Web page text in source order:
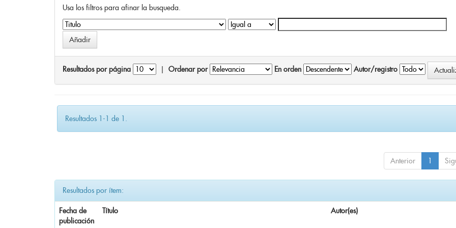
Usa los filtros para afinar la busqueda.
Resultados por página Ordenar por En orden Autor/registro
Resultados 1-1 de 1.
Anterior 1
Resultados por ítem:
Fecha de
publicación
Título Autor(es)